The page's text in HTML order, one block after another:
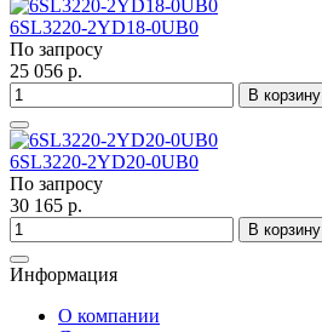
6SL3220-2YD18-0UB0
По запросу
25 056 р.
В корзину
6SL3220-2YD20-0UB0
По запросу
30 165 р.
В корзину
Информация
О компании